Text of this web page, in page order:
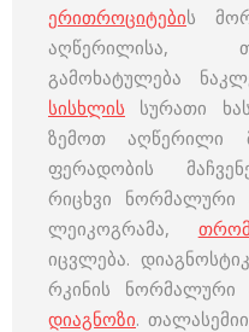
ერითროციტების
აღწერილისა,
გამოხატულება
სისხლის სურათი
ზემოთ აღწერილი
ფერადობის
რიცხვი ნორმალური
ლეიკოგრამა,
იცვლება.
რკინის ნორმალური
დიაგნოზი.